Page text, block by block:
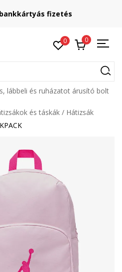
fizetés
0 0
lábbeli és ruházatot árusító bolt
és táskák
Hátizsák